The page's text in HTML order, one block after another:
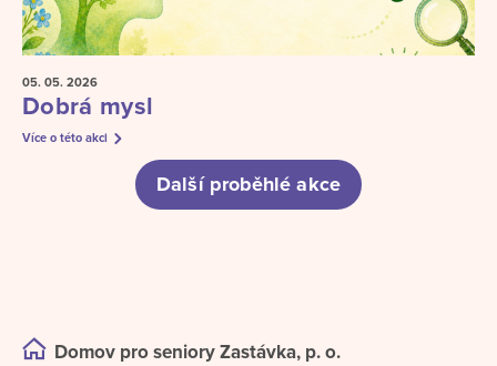
05. 05. 2026
Dobrá mysl
Více o této akci
Další proběhlé akce
Domov pro seniory Zastávka, p. o.